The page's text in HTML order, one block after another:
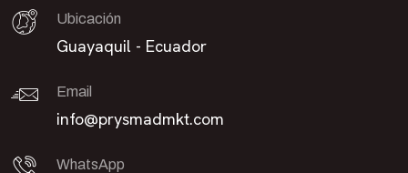
Ubicación
Guayaquil - Ecuador
Email
info@prysmadmkt.com
WhatsApp